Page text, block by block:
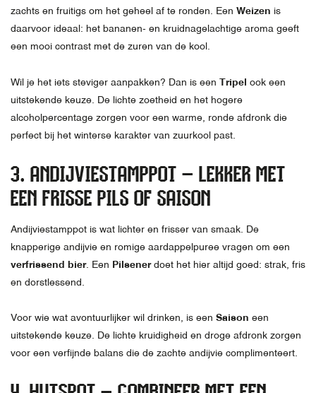
zachts en fruitigs om het geheel af te ronden. Een Weizen is
daarvoor ideaal: het bananen- en kruidnagelachtige aroma geeft
een mooi contrast met de zuren van de kool.
Wil je het iets steviger aanpakken? Dan is een Tripel ook een
uitstekende keuze. De lichte zoetheid en het hogere
alcoholpercentage zorgen voor een warme, ronde afdronk die
perfect bij het winterse karakter van zuurkool past.
3. ANDIJVIESTAMPPOT – LEKKER MET
EEN FRISSE PILS OF SAISON
Andijviestamppot is wat lichter en frisser van smaak. De
knapperige andijvie en romige aardappelpuree vragen om een
verfrissend bier. Een Pilsenerdoet het hier altijd goed: strak, fris
en dorstlessend.
Voor wie wat avontuurlijker wil drinken, is een Saison een
uitstekende keuze. De lichte kruidigheid en droge afdronk zorgen
voor een verfijnde balans die de zachte andijvie complimenteert.